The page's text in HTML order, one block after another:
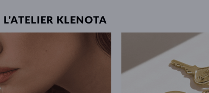
L'ATELIER KLENOTA